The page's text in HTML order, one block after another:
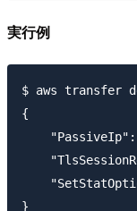
実行例
$ aws transfer
{